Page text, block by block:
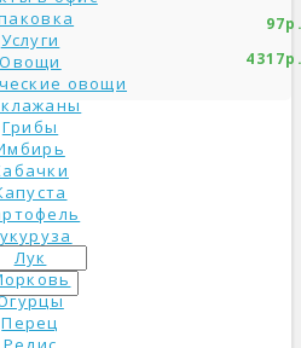
Услуги
Овощи
овощи
Грибы
Лук
Перец